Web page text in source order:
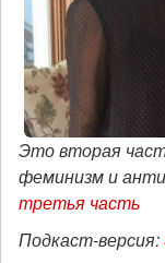
Это вторая
феминизм и
третья часть
Подкаст-версия: